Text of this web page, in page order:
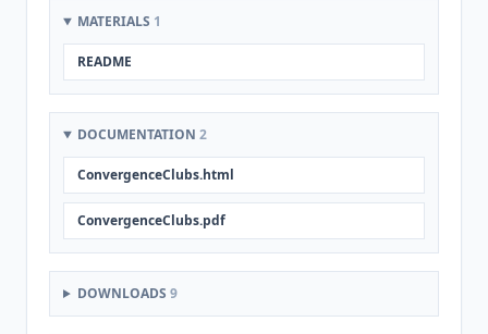
MATERIALS 1
README
DOCUMENTATION 2
ConvergenceClubs.html
ConvergenceClubs.pdf
DOWNLOADS 9